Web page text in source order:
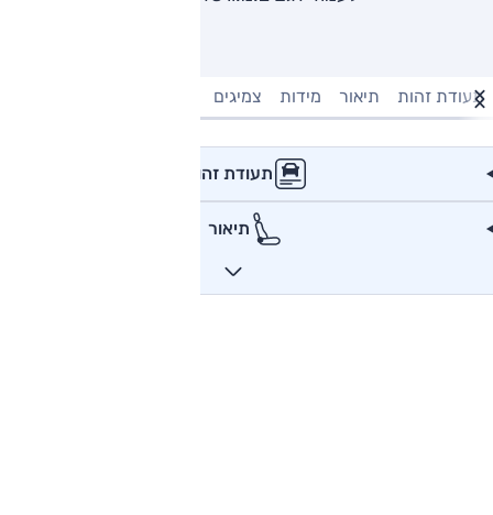
תעודת זהות תיאור מידות צמיגים
תעודת זהות
תיאור